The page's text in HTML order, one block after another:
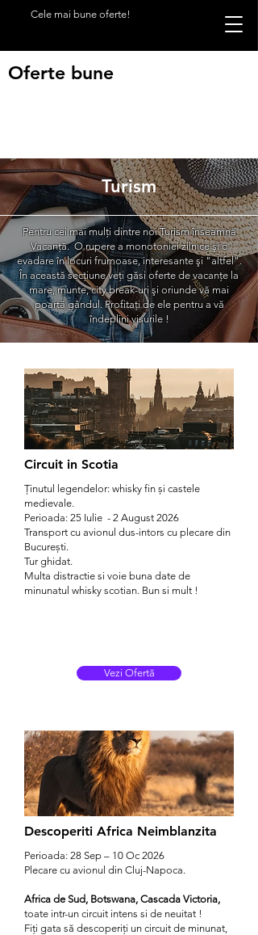
Cele mai bune oferte!
Oferte bune
Turism
Pentru cei mai mulţi dintre noi Turism înseamnă
Vacanţă. O rupere a monotoniei zilnice şi o
evadare în locuri frumoase, interesante şi "altfel".
În această secţiune veţi găsi oferte de vacanţe la
mare, munte, city break-uri şi oriunde vă mai
poartă gândul. Profitaţi de ele pentru a vă
îndeplini visurile!
Circuit in Scotia
Ținutul legendelor: whisky fin și castele
medievale.
Perioada: 25 Iulie - 2 August 2026
Transport cu avionul dus-intors cu plecare din
București.
Tur ghidat.
Multa distractie si voie buna date de
minunatul whisky scotian. Bun si mult !
Vezi Ofertă
Descoperiti Africa Neimblanzita
Perioada: 28 Sep – 10 Oc 2026
Plecare cu avionul din Cluj-Napoca.
Africa de Sud, Botswana, Cascada Victoria,
toate intr-un circuit intens si de neuitat !
Fiți gata să descoperiți un circuit de minunat,